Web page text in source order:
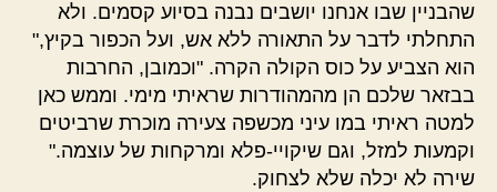
שהבניין שבו אנחנו יושבים נבנה בסיוע קסמים. ולא
התחלתי לדבר על התאורה ללא אש, ועל הכפור בקיץ,"
הוא הצביע על כוס הקולה הקרה. "וכמובן, החרבות
בבזאר שלכם הן מהמהודרות שראיתי מימי. וממש כאן
למטה ראיתי במו עיני מכשפה צעירה מוכרת שרביטים
וקמעות למזל, וגם שיקויי-פלא ומרקחות של עוצמה."
שירה לא יכלה שלא לצחוק.